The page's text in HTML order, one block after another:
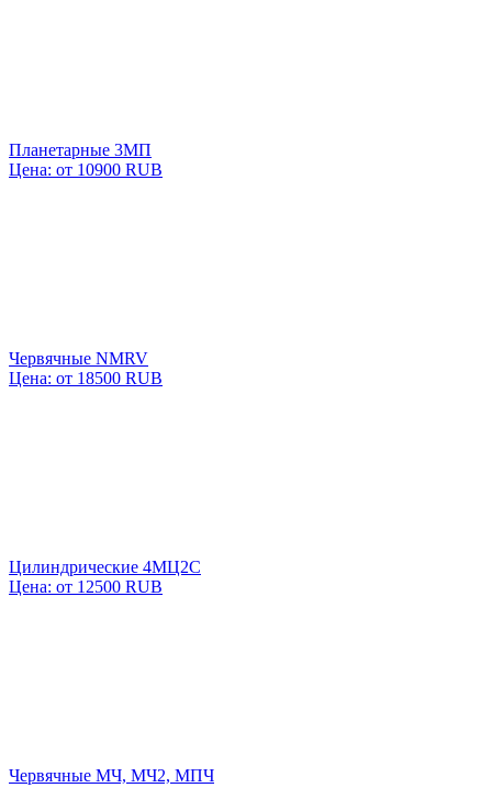
Планетарные 3МП
Цена: от 10900 RUB
Червячные NMRV
Цена: от 18500 RUB
Цилиндрические 4МЦ2С
Цена: от 12500 RUB
Червячные МЧ, МЧ2, МПЧ